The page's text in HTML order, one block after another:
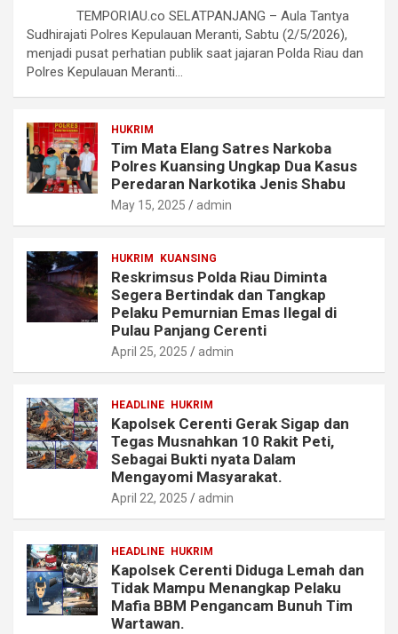
TEMPORIAU.co SELATPANJANG – Aula Tantya
Sudhirajati Polres Kepulauan Meranti, Sabtu (2/5/2026),
menjadi pusat perhatian publik saat jajaran Polda Riau dan
Polres Kepulauan Meranti…
HUKRIM
Tim Mata Elang Satres Narkoba
Polres Kuansing Ungkap Dua Kasus
Peredaran Narkotika Jenis Shabu
May 15, 2025 admin
HUKRIM KUANSING
Reskrimsus Polda Riau Diminta
Segera Bertindak dan Tangkap
Pelaku Pemurnian Emas Ilegal di
Pulau Panjang Cerenti
April 25, 2025 admin
HEADLINE HUKRIM
Kapolsek Cerenti Gerak Sigap dan
Tegas Musnahkan 10 Rakit Peti,
Sebagai Bukti nyata Dalam
Mengayomi Masyarakat.
April 22, 2025 admin
HEADLINE HUKRIM
Kapolsek Cerenti Diduga Lemah dan
Tidak Mampu Menangkap Pelaku
Mafia BBM Pengancam Bunuh Tim
Wartawan.